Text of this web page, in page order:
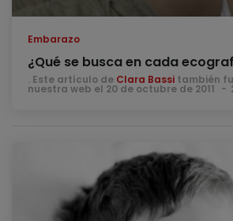
Embarazo
¿Qué se busca en cada
. Este artículo de Clara Bassi también
nuestra web el 20 de octubre de 2011